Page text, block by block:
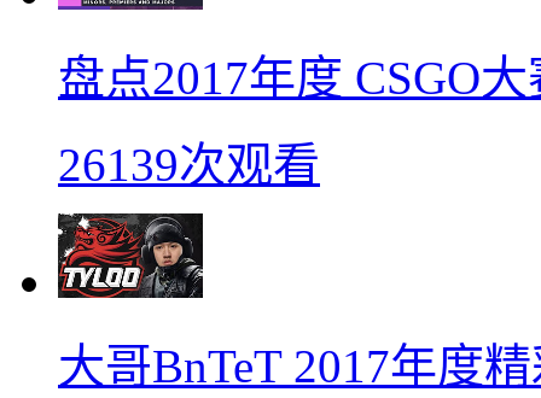
盘点2017年度 CSGO
26139次观看
大哥BnTeT 2017年度